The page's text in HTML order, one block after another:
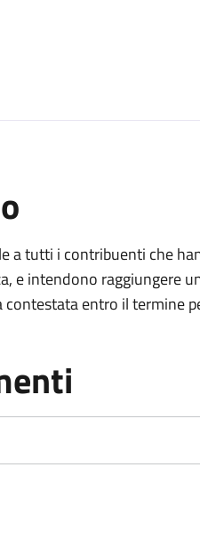
a tutti i contribuenti che
e intendono raggiungere
entro il termine